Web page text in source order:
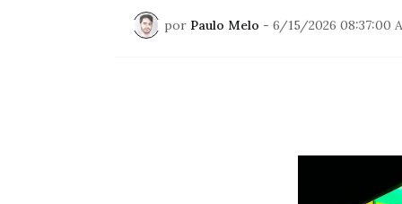
por Paulo Melo - 6/15/2026 08:37:00